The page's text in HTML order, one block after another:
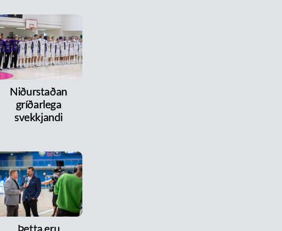
Niðurstaðan
gríðarlega
svekkjandi
Þetta eru